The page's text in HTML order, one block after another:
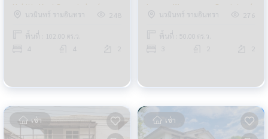
Habitia Vent Panyaindra /
Detached House 4 Bedrooms
(FOR RENT) BEAM027
นวมินทร์ รามอินทรา 248
พื้นที่ : 102.00 ตร.ว.
4 4
Lanceo Wongwaen - Ramintra /
Detached House 3 Bedrooms
(FOR RENT) BEAM059
นวมินทร์ รามอินทรา 276
พื้นที่ : 50.00 ตร.ว.
เช่า เช่า